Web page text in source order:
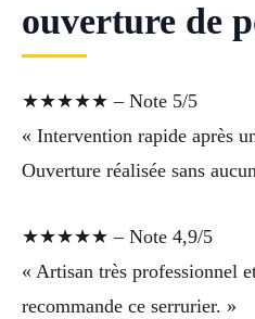
ouverture de
★★★★★ – Note 5/5
« Intervention rapide après
Ouverture réalisée sans
★★★★★ – Note 4,9/5
« Artisan très professionnel
recommande ce serrurier. »